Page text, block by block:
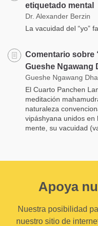
etiquetado mental
Dr. Alexander Berzin
La vacuidad del “yo”
Comentario sobre
Gueshe Ngawang
Gueshe Ngawang
El Cuarto Panchen
meditación
naturaleza
vipáshyana unidos en
mente, su vacuidad
Apoya
Nuestra posibilidad
nuestro sitio de